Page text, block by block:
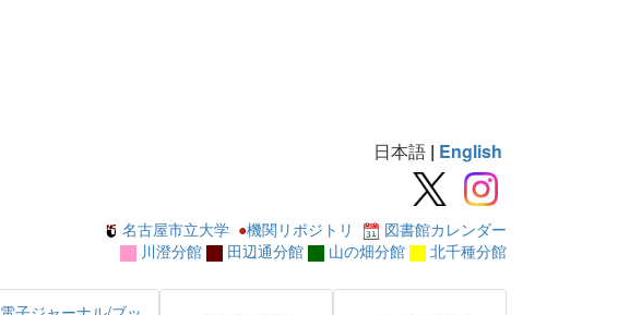
日本語 | English
名古屋市立大学 ●機関リポジトリ
図書館カレンダー
川澄分館
田辺通分館 山の畑分館 北千種分館